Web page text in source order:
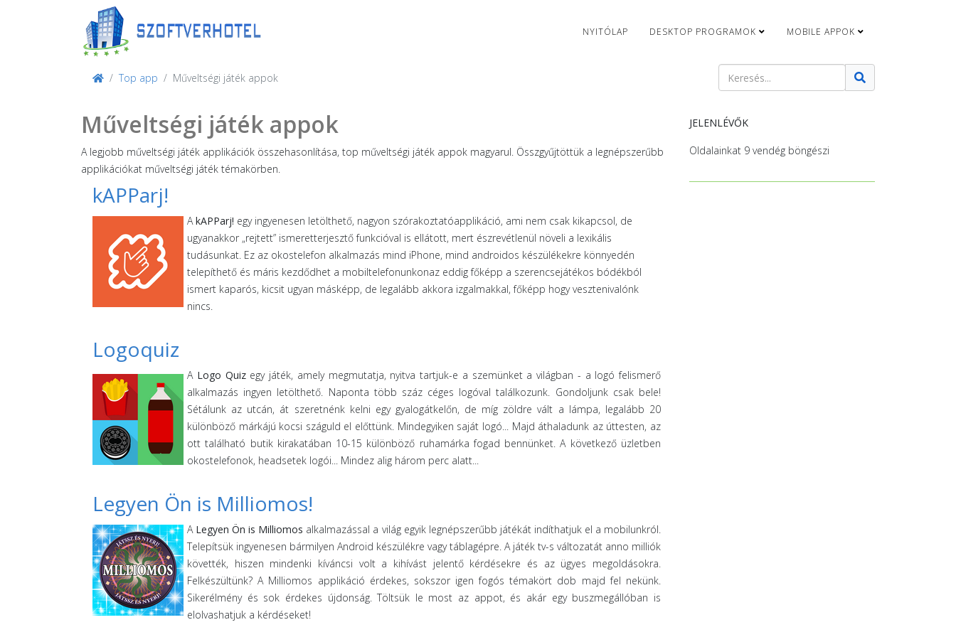
NYITÓLAP DESKTOP PROGRAMOK MOBILE APPOK
Top app Műveltségi játék appok
Keresés
Műveltségi játék appok
A legjobb műveltségi játék applikációk összehasonlítása, top műveltségi játék appok magyarul. Összgyűjtöttük a legnépszerűbb
applikációkat műveltségi játék témakörben.
kAPParj!
AkAPParj! egy ingyenesen letölthető, nagyon szórakoztatóapplikáció, ami nem csak kikapcsol, de
ugyanakkor „rejtett” ismeretterjesztő funkcióval is ellátott, mert észrevétlenül növeli a lexikális
tudásunkat. Ez az okostelefon alkalmazás mind iPhone, mind androidos készülékekre könnyedén
telepíthető és máris kezdődhet a mobiltelefonunkonaz eddig főképp a szerencsejátékos bódékból
ismert kaparós, kicsit ugyan másképp, de legalább akkora izgalmakkal, főképp hogy vesztenivalónk
nincs.
Logoquiz
A Logo Quizegy játék, amely megmutatja, nyitva tartjuk-e a szemünket a világban - a logó felismerő
alkalmazás ingyen letölthető. Naponta több száz céges logóval találkozunk. Gondoljunk csak bele!
Sétálunk az utcán, át szeretnénk kelni egy gyalogátkelőn, de míg zöldre vált a lámpa, legalább 20
különböző márkájú kocsi száguld el előttünk. Mindegyiken saját logó... Majd áthaladunk az úttesten, az
ott található butik kirakatában 10-15 különböző ruhamárka fogad bennünket. A következő üzletben
okostelefonok, headsetek logói... Mindez alig három perc alatt...
Legyen Ön is Milliomos!
A Legyen Ön is Milliomos alkalmazással a világ egyik legnépszerűbb játékát indíthatjuk el a mobilunkról.
Telepítsük ingyenesen bármilyen Android készülékre vagy táblagépre. A játék tv-s változatát anno milliók
követték, hiszen mindenki kíváncsi volt a kihívást jelentő kérdésekre és az ügyes megoldásokra.
Felkészültünk? A Milliomos applikáció érdekes, sokszor igen fogós témakört dob majd fel nekünk.
Sikerélmény és sok érdekes újdonság. Töltsük le most az appot, és akár egy buszmegállóban is
elolvashatjuk a kérdéseket!
JELENLÉVŐK
Oldalainkat 9 vendég böngészi